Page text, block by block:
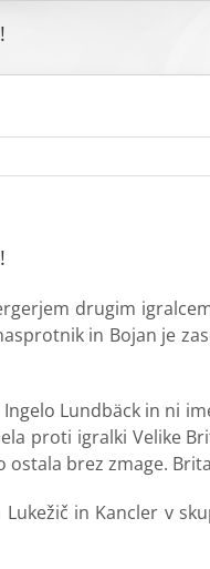
drugim
in Bojan je
Lundbäck in ni
proti igralki Velike
brez zmage.
in Kancler v